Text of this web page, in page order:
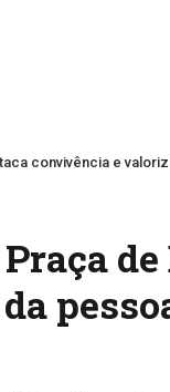
convivência e
de